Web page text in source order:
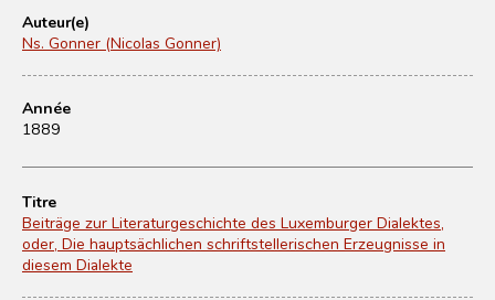
Auteur(e)
Ns. Gonner (Nicolas Gonner)
Année
1889
Titre
Beiträge zur Literaturgeschichte des Luxemburger Dialektes,
oder, Die hauptsächlichen schriftstellerischen Erzeugnisse in
diesem Dialekte